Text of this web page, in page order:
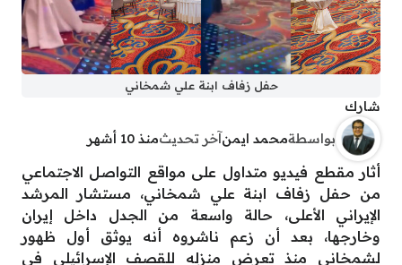
حفل زفاف ابنة علي شمخاني
شارك
بواسطةمحمد ايمنآخر تحديثمنذ 10 أشهر
أثار مقطع فيديو متداول على مواقع التواصل الاجتماعي
من حفل زفاف ابنة علي شمخاني، مستشار المرشد
الإيراني الأعلى، حالة واسعة من الجدل داخل إيران
وخارجها، بعد أن زعم ناشروه أنه يوثق أول ظهور
لشمخاني منذ تعرض منزله للقصف الإسرائيلي في